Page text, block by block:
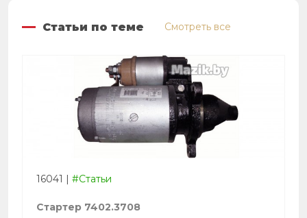
Статьи по теме Смотреть все
16041 | #Статьи
Стартер 7402.3708